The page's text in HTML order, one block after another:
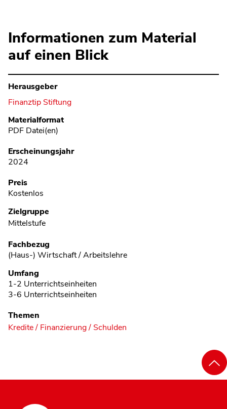
Informationen zum Material
auf einen Blick
Herausgeber
Finanztip Stiftung
Metadaten
Materialformat
PDF Datei(en)
Erscheinungsjahr
2024
Preis
Kostenlos
Zielgruppe
Mittelstufe
Fachbezug
(Haus-) Wirtschaft / Arbeitslehre
Umfang
1-2 Unterrichtseinheiten
3-6 Unterrichtseinheiten
Themen
Kredite / Finanzierung / Schulden